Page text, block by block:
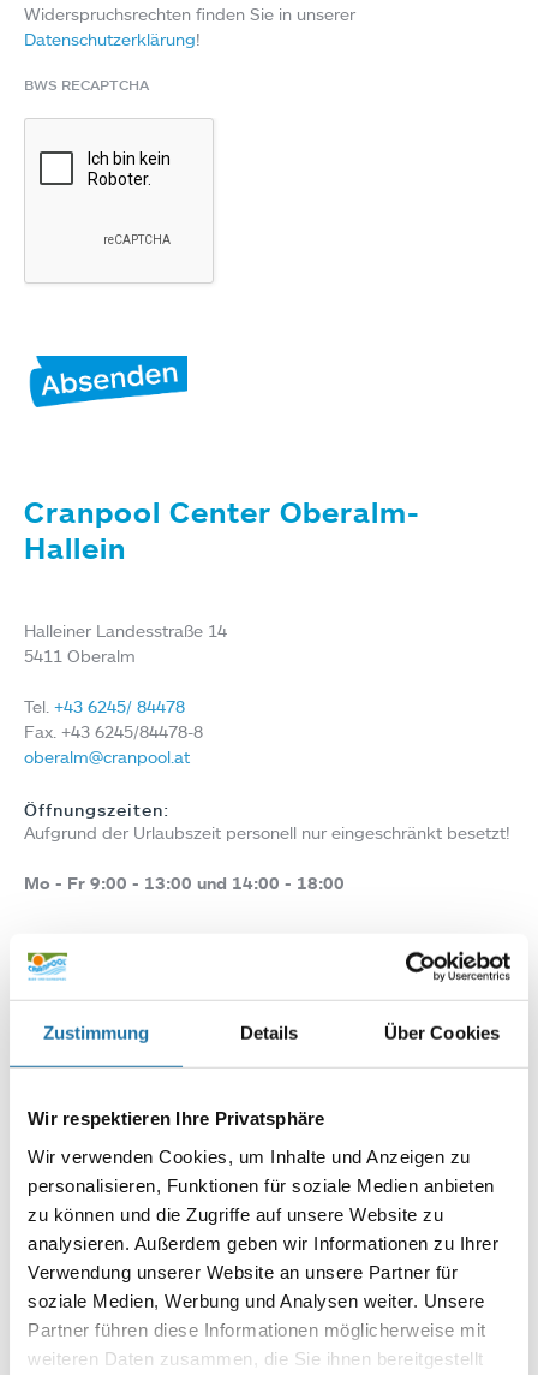
Zustimmung Details Über Cookies
Wir respektieren Ihre Privatsphäre
Wir verwenden Cookies, um Inhalte und Anzeigen zu
personalisieren, Funktionen für soziale Medien anbieten
zu können und die Zugriffe auf unsere Website zu
analysieren. Außerdem geben wir Informationen zu Ihrer
Verwendung unserer Website an unsere Partner für
soziale Medien, Werbung und Analysen weiter. Unsere
Partner führen diese Informationen möglicherweise mit
weiteren Daten zusammen, die Sie ihnen bereitgestellt
Widerspruchsrechten finden Sie in unserer
Datenschutzerklärung!
BWS RECAPTCHA
Cranpool Center Oberalm-
Hallein
Halleiner Landesstraße 14
5411 Oberalm
Tel. +43 6245/ 84478
Fax. +43 6245/84478-8
oberalm@cranpool.at
Öffnungszeiten:
Aufgrund der Urlaubszeit personell nur eingeschränkt besetzt!
Mo - Fr 9:00 - 13:00 und 14:00 - 18:00
Sa, So und Feiertag geschlossen
Terminvereinbarungen für Poolberatungen außerhalb der
Anfahrt mit dem Auto
zu Google Maps